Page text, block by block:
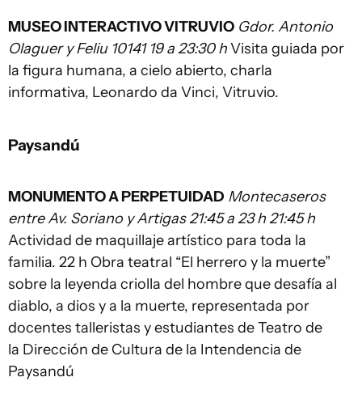
MUSEO INTERACTIVO VITRUVIO Gdor. Antonio
Olaguer y Feliu 10141 19 a 23:30 hVisita guiada por
la figura humana, a cielo abierto, charla
informativa, Leonardo da Vinci, Vitruvio.
Paysandú
MONUMENTO A PERPETUIDAD Montecaseros
entre Av. Soriano y Artigas 21:45 a 23 h 21:45 h
Actividad de maquillaje artístico para toda la
familia. 22 h Obra teatral “El herrero y la muerte”
sobre la leyenda criolla del hombre que desafía al
diablo, a dios y a la muerte, representada por
docentes talleristas y estudiantes de Teatro de
la Dirección de Cultura de la Intendencia de
Paysandú